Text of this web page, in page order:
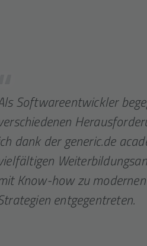
Softwareentwickler
dank der generic.de
Know-how zu
ent­gegen­treten.